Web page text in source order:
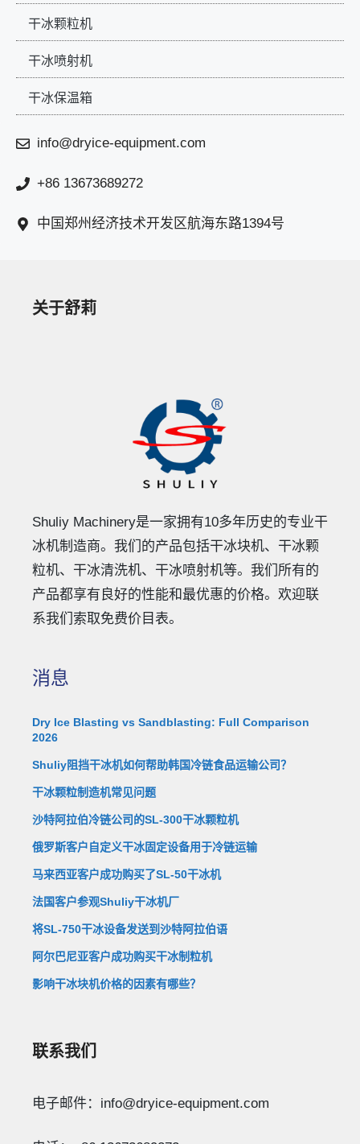
干冰颗粒机
干冰喷射机
干冰保温箱
info@dryice-equipment.com
+86 13673689272
中国郑州经济技术开发区航海东路1394号
关于舒莉
Shuliy Machinery是一家拥有10多年历史的专业干
冰机制造商。我们的产品包括干冰块机、干冰颗
粒机、干冰清洗机、干冰喷射机等。我们所有的
产品都享有良好的性能和最优惠的价格。欢迎联
系我们索取免费价目表。
消息
Dry Ice Blasting vs Sandblasting: Full Comparison
2026
Shuliy阻挡干冰机如何帮助韩国冷链食品运输公司？
干冰颗粒制造机常见问题
沙特阿拉伯冷链公司的SL-300干冰颗粒机
俄罗斯客户自定义干冰固定设备用于冷链运输
马来西亚客户成功购买了SL-50干冰机
法国客户参观Shuliy干冰机厂
将SL-750干冰设备发送到沙特阿拉伯语
阿尔巴尼亚客户成功购买干冰制粒机
影响干冰块机价格的因素有哪些？
联系我们
电子邮件：info@dryice-equipment.com